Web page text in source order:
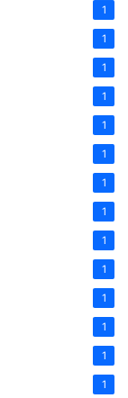
1
1
1
1
1
1
1
1
1
1
1
1
1
1